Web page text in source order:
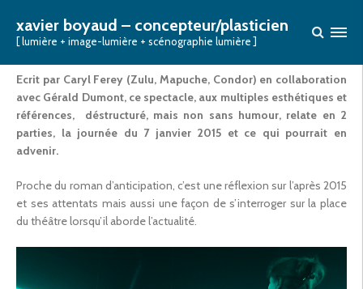
xavier boyaud – concepteur/plasticien
[ lumière + image-lumière + scénographie lumière ]
7 JANVIER(S)
Posted on 19 mars 2017
Ecrit par Caryl Ferey (Zulu, Mapuche, Condor) en collaboration
avec Gérald Dumont, ce spectacle, aux multiples esthétiques et
références, déstructuré, mais non sans humour, relate en 2
parties, la journée du 7 janvier 2015 et ce qui pourrait en
advenir.
Proche du roman d’anticipation, c’est une réflexion sur l’après 2015
et ses attentats mais aussi une façon de s’interroger sur la place
du théâtre lorsqu’il aborde l’actualité.